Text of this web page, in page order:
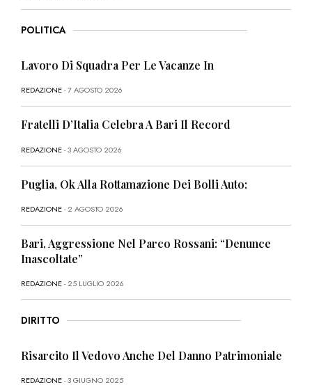
POLITICA
Lavoro Di Squadra Per Le Vacanze In
REDAZIONE- 7 AGOSTO 2026
Fratelli D’Italia Celebra A Bari Il Record
REDAZIONE- 3 AGOSTO 2026
Puglia, Ok Alla Rottamazione Dei Bolli Auto:
REDAZIONE- 2 AGOSTO 2026
Bari, Aggressione Nel Parco Rossani: “Denunce
Inascoltate”
REDAZIONE- 25 LUGLIO 2026
DIRITTO
Risarcito Il Vedovo Anche Del Danno Patrimoniale
REDAZIONE- 3 GIUGNO 2025